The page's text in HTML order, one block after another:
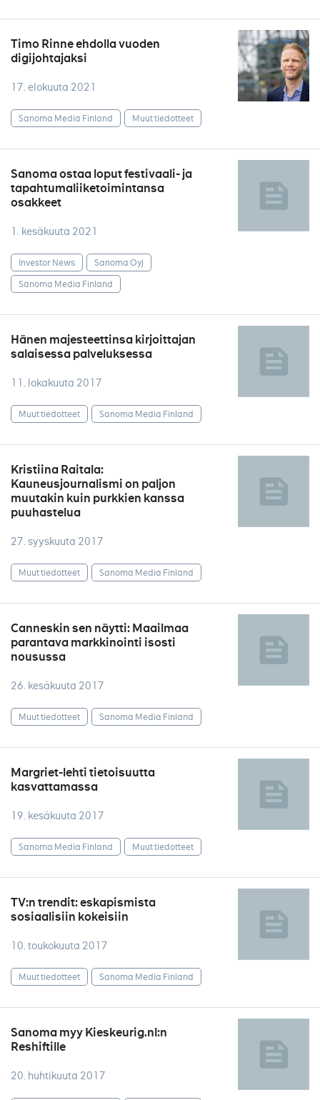
Timo Rinne ehdolla vuoden
digijohtajaksi
17. elokuuta 2021
Sanoma Media Finland Muut tiedotteet
Sanoma ostaa loput festivaali- ja
tapahtumaliiketoimintansa
osakkeet
1. kesäkuuta 2021
Investor News
Sanoma Oyj
Sanoma Media Finland
Hänen majesteettinsa kirjoittajan
salaisessa palveluksessa
11. lokakuuta 2017
Muut tiedotteet Sanoma Media Finland
Kristiina Raitala:
Kauneusjournalismi on paljon
muutakin kuin purkkien kanssa
puuhastelua
27. syyskuuta 2017
Muut tiedotteet Sanoma Media Finland
Canneskin sen näytti: Maailmaa
parantava markkinointi isosti
nousussa
26. kesäkuuta 2017
Muut tiedotteet Sanoma Media Finland
Margriet-lehti tietoisuutta
kasvattamassa
19. kesäkuuta 2017
Sanoma Media Finland Muut tiedotteet
TV:n trendit: eskapismista
sosiaalisiin kokeisiin
10. toukokuuta 2017
Muut tiedotteet Sanoma Media Finland
Sanoma myy Kieskeurig.nl:n
Reshiftille
20. huhtikuuta 2017